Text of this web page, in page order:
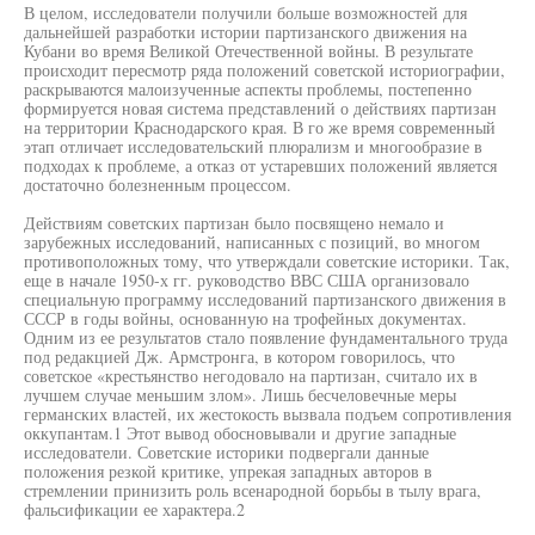
В целом, исследователи получили больше возможностей для
дальнейшей разработки истории партизанского движения на
Кубани во время Великой Отечественной войны. В результате
происходит пересмотр ряда положений советской историографии,
раскрываются малоизученные аспекты проблемы, постепенно
формируется новая система представлений о действиях партизан
на территории Краснодарского края. В го же время современный
этап отличает исследовательский плюрализм и многообразие в
подходах к проблеме, а отказ от устаревших положений является
достаточно болезненным процессом.
Действиям советских партизан было посвящено немало и
зарубежных исследований, написанных с позиций, во многом
противоположных тому, что утверждали советские историки. Так,
еще в начале 1950-х гг. руководство ВВС США организовало
специальную программу исследований партизанского движения в
СССР в годы войны, основанную на трофейных документах.
Одним из ее результатов стало появление фундаментального труда
под редакцией Дж. Армстронга, в котором говорилось, что
советское «крестьянство негодовало на партизан, считало их в
лучшем случае меньшим злом». Лишь бесчеловечные меры
германских властей, их жестокость вызвала подъем сопротивления
оккупантам.1 Этот вывод обосновывали и другие западные
исследователи. Советские историки подвергали данные
положения резкой критике, упрекая западных авторов в
стремлении принизить роль всенародной борьбы в тылу врага,
фальсификации ее характера.2